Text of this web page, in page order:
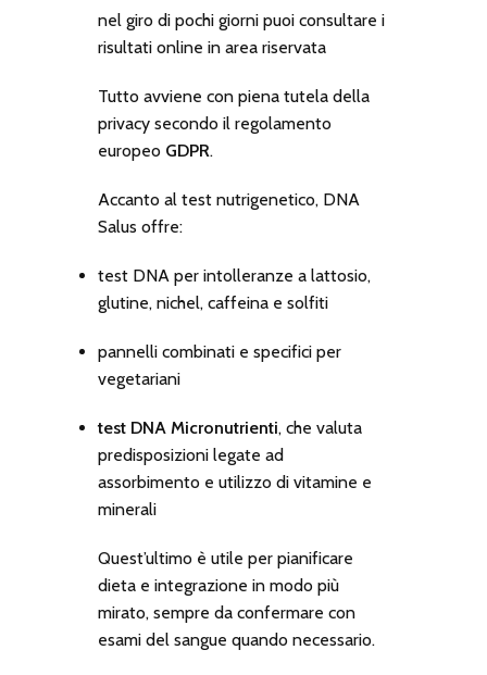
nel giro di pochi giorni puoi consultare i
risultati online in area riservata
Tutto avviene con piena tutela della
privacy secondo il regolamento
europeo GDPR.
Accanto al test nutrigenetico, DNA
Salus offre:
test DNA per intolleranze a lattosio,
glutine, nichel, caffeina e solfiti
pannelli combinati e specifici per
vegetariani
test DNA Micronutrienti, che valuta
predisposizioni legate ad
assorbimento e utilizzo di vitamine e
minerali
Quest’ultimo è utile per pianificare
dieta e integrazione in modo più
mirato, sempre da confermare con
esami del sangue quando necessario.